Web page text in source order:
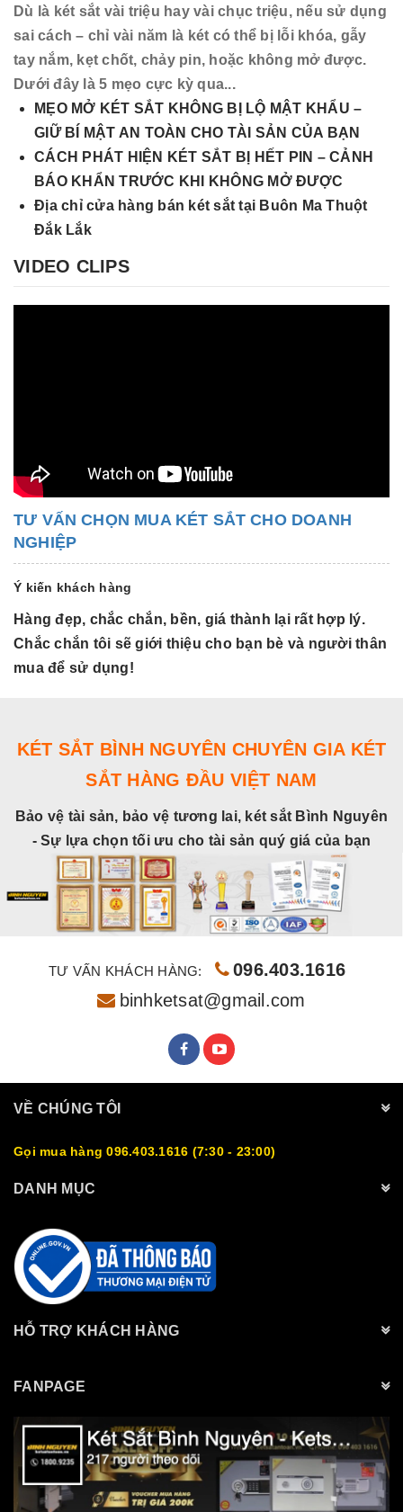
Dù là két sắt vài triệu hay vài chục triệu, nếu sử dụng
sai cách – chỉ vài năm là két có thể bị lỗi khóa, gẫy
tay nắm, kẹt chốt, chảy pin, hoặc không mở được.
Dưới đây là 5 mẹo cực kỳ qua...
MẸO MỞ KÉT SẮT KHÔNG BỊ LỘ MẬT KHẨU –
GIỮ BÍ MẬT AN TOÀN CHO TÀI SẢN CỦA BẠN
CÁCH PHÁT HIỆN KÉT SẮT BỊ HẾT PIN – CẢNH
BÁO KHẨN TRƯỚC KHI KHÔNG MỞ ĐƯỢC
Địa chỉ cửa hàng bán két sắt tại Buôn Ma Thuột
Đắk Lắk
VIDEO CLIPS
TƯ VẤN CHỌN MUA KÉT SẮT CHO DOANH
NGHIỆP
Ý kiến khách hàng
Hàng đẹp, chắc chắn, bền, giá thành lại rất hợp lý.
Chắc chắn tôi sẽ giới thiệu cho bạn bè và người thân
mua để sử dụng!
KÉT SẮT BÌNH NGUYÊN CHUYÊN GIA KÉT
SẮT HÀNG ĐẦU VIỆT NAM
Bảo vệ tài sản, bảo vệ tương lai, két sắt Bình Nguyên
- Sự lựa chọn tối ưu cho tài sản quý giá của bạn
TƯ VẤN KHÁCH HÀNG:
096.403.1616
binhketsat@gmail.com
VỀ CHÚNG TÔI
Gọi mua hàng 096.403.1616 (7:30 - 23:00)
DANH MỤC
HỖ TRỢ KHÁCH HÀNG
FANPAGE